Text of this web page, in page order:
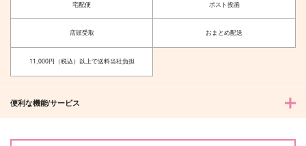
ちかみそ夏祭りアクリ
ルキーホルダー
おつまみひとくち
1,257円（税込）
流氷をさがせ！
月島基
宅配便 ポスト投函
店頭受取 おまとめ配送
11,000円（税込）以上で送料当社負担
便利な機能/サービス